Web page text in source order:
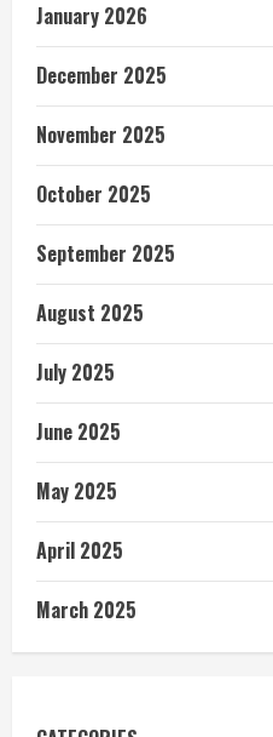
January 2026
December 2025
November 2025
October 2025
September 2025
August 2025
July 2025
June 2025
May 2025
April 2025
March 2025